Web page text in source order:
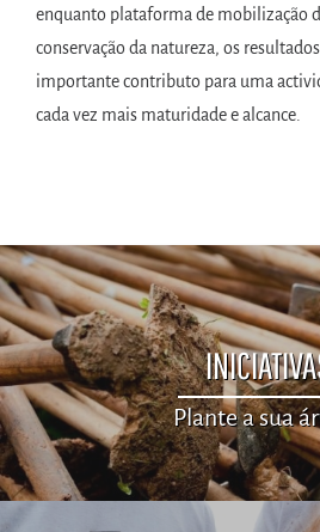
enquanto plataforma de mobilização
conservação da natureza, os
importante contributo para uma
cada vez mais maturidade e alcance.
Plante a sua